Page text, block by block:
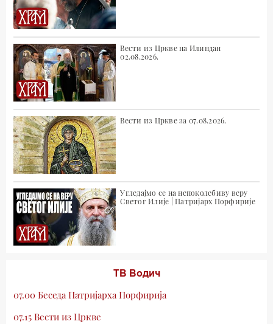
Вести из Цркве на Илиндан
02.08.2026.
Вести из Цркве за 07.08.2026.
Угледајмо се на непоколебиву веру
Светог Илије | Патријарх Порфирије
ТВ Водич
07.00 Беседа Патријарха Порфирија
07.15 Вести из Цркве